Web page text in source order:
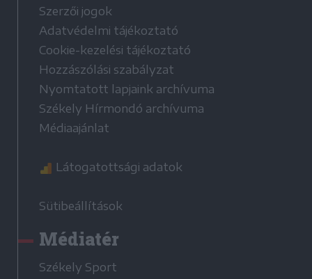
Szerzői jogok
Adatvédelmi tájékoztató
Cookie-kezelési tájékoztató
Hozzászólási szabályzat
Nyomtatott lapjaink archívuma
Székely Hírmondó archívuma
Médiaajánlat
Látogatottsági adatok
Sütibeállítások
Médiatér
Székely Sport